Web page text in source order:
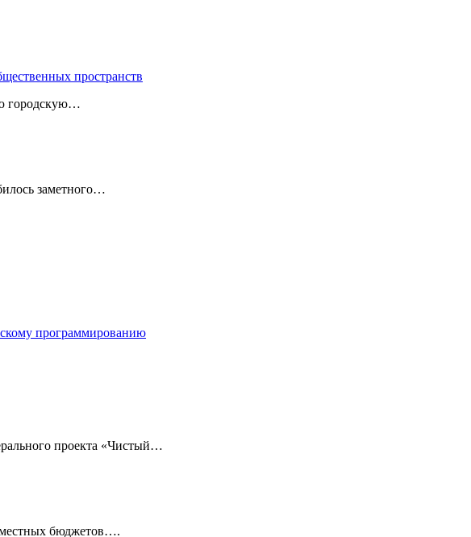
пространств
городскую…
заметного…
программированию
проекта «Чистый…
местных бюджетов….